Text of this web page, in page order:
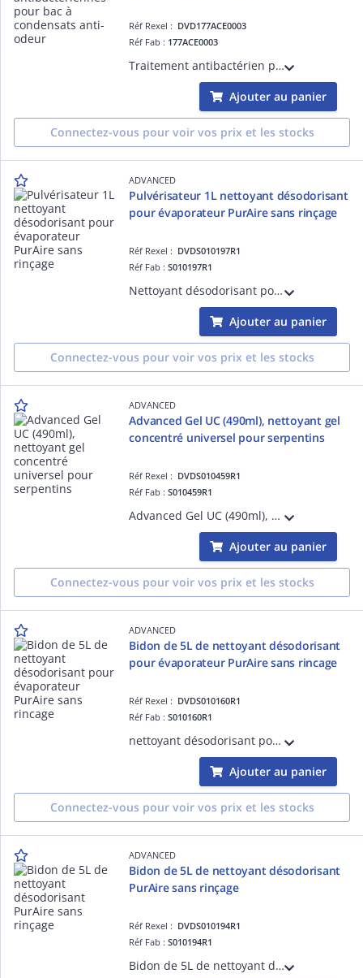
Réf Rexel : DVD177ACE0003
Réf Fab : 177ACE0003
Traitement antibactérien préventif pour bacs à condensats. Réduit les odeurs, limite la prolifération des algues et les risques de blocages. Non corrosif, soluble. Jusqu'à 8 semaines de protection. 1 tablette traite un système 2-3kw
Ajouter au panier
Connectez-vous pour voir vos prix et les stocks
ADVANCED
Pulvérisateur 1L nettoyant désodorisant
pour évaporateur PurAire sans rinçage
Réf Rexel : DVDS010197R1
Réf Fab :S010197R1
Nettoyant désodorisant pour évaporateur PurAire sans rinçage, format spray 1 L, prêt à l'emploi
Ajouter au panier
Connectez-vous pour voir vos prix et les stocks
ADVANCED
Advanced Gel UC (490ml), nettoyant gel
concentré universel pour serpentins
Réf Rexel : DVDS010459R1
Réf Fab :S010459R1
Advanced Gel UC (490ml), nettoyant gel concentré universel pour serpentins à diluer. Un seul sachet permet de faire 8 litres de produit fini.
Ajouter au panier
Connectez-vous pour voir vos prix et les stocks
ADVANCED
Bidon de 5L de nettoyant désodorisant
pour évaporateur PurAire sans rincage
Réf Rexel : DVDS010160R1
Réf Fab :S010160R1
nettoyant désodorisant pour évaporateur concentré, sans rinçage, pH 9. technologie hydrophile active : élimine graisse, nicotine, saleté et odeurs tenaces. sans biocide, 100% biodégradable, NSF. bidon 5 litres, compatible pompe de relevage.
Ajouter au panier
Connectez-vous pour voir vos prix et les stocks
ADVANCED
Bidon de 5L de nettoyant désodorisant
PurAire sans rinçage
Réf Rexel : DVDS010194R1
Réf Fab :S010194R1
Bidon de 5L de nettoyant désodorisant PurAire sans rinçage, prêt à l'emploi